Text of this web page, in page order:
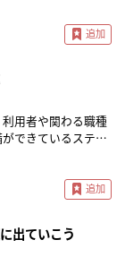
がコロナ禍で経営
いる（※2）のとは
は増え続けている
宅療養の普及に伴
資料（※3）による
訪問看護の利用者
46万人、医療保険
保険適用者は2.5
倍に増えた。ニーズ
護ステーションの
看護事業協会の調
ころまでやって、は
策になると思いま
の注意点など、詳
渡本： 個人防護
口や玄関先でいい
いだエプロンで手
注意してもらえれ
コロナに感染した
マスクを着用して
いとマスクをして
かと思いますが、
の4月10日に通知さ
す。 非対面の診療行
知による時限措置
件で縛られていた
ら可能」となり、
実上なくなりまし
オンライン服薬指導
幅に緩和された形
解禁となりまし
のですが、菅総理
さんに、業界を変え
働きやすさ
という気持ちが強
ありますか？ 大河
働きやすい業界に
間が非常に多いの
感じていました。そ
率化に取り組ん
ジュール管理、業
用者や関わる職種
できているステー
を立ち上げていま
部長の金坂さんに、
た。 ※本記事は
のです。 法令や制
出ていこう